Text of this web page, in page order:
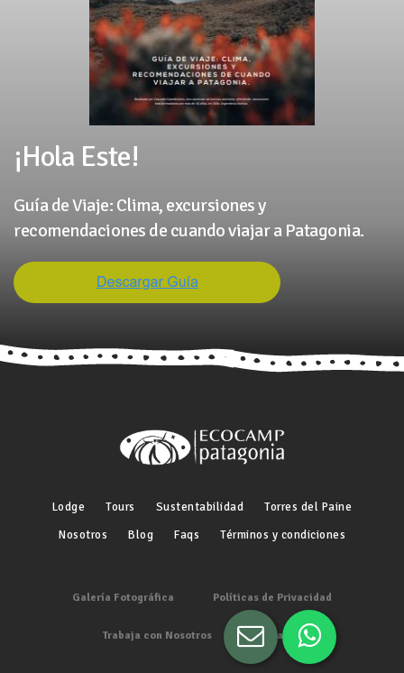
¡Hola Este!
Guía de Viaje: Clima, excursiones y
recomendaciones de cuando viajar a Patagonia.
Lodge Tours Sustentabilidad
Torres del Paine
Nosotros
Blog Faqs Términos y condiciones
Galería Fotográfica Políticas de Privacidad
Trabaja con Nosotros Media Kit